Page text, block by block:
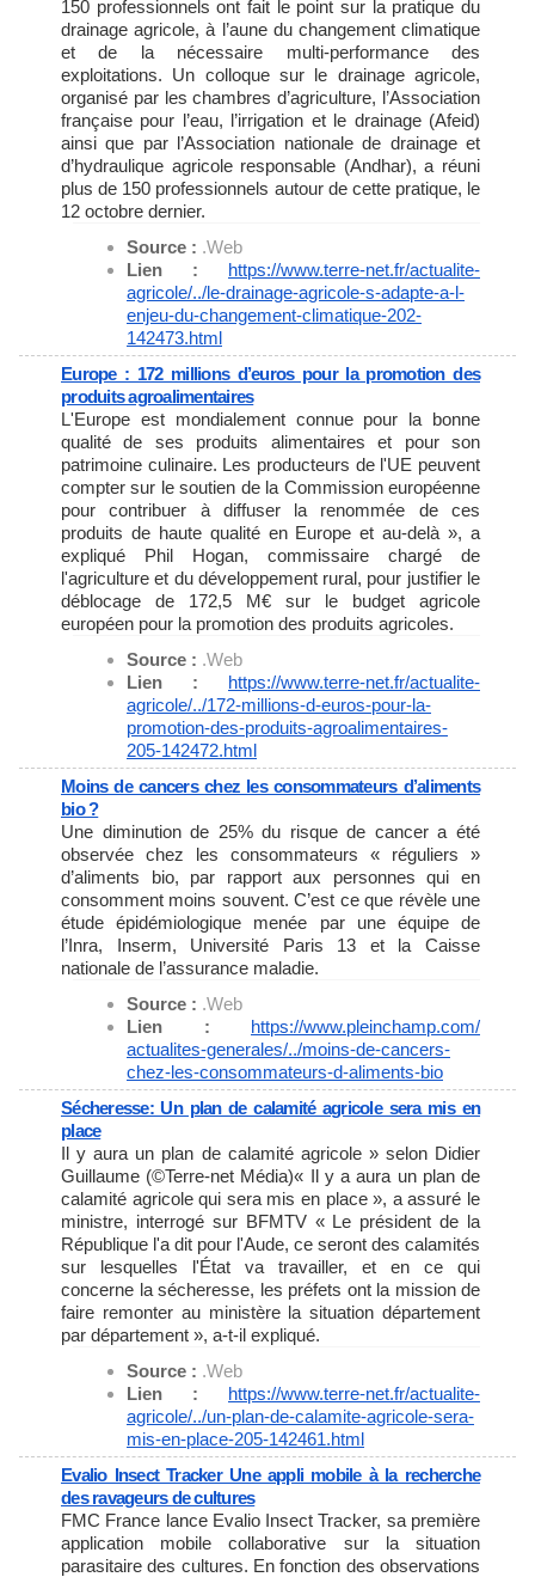
150 professionnels ont fait le point sur la pratique du
drainage agricole, à l’aune du changement climatique
et de la nécessaire multi-performance des
exploitations. Un colloque sur le drainage agricole,
organisé par les chambres d’agriculture, l’Association
française pour l’eau, l’irrigation et le drainage (Afeid)
ainsi que par l’Association nationale de drainage et
d’hydraulique agricole responsable (Andhar), a réuni
plus de 150 professionnels autour de cette pratique, le
12 octobre dernier.
Source : .Web
Lien : https://www.terre-net.fr/actualite-
agricole/../le-drainage-agricole-s-adapte-a-l-
enjeu-du-changement-climatique-202-
142473.html
Europe : 172 millions d’euros pour la promotion des
produits agroalimentaires
L'Europe est mondialement connue pour la bonne
qualité de ses produits alimentaires et pour son
patrimoine culinaire. Les producteurs de l'UE peuvent
compter sur le soutien de la Commission européenne
pour contribuer à diffuser la renommée de ces
produits de haute qualité en Europe et au-delà », a
expliqué Phil Hogan, commissaire chargé de
l'agriculture et du développement rural, pour justifier le
déblocage de 172,5 M€ sur le budget agricole
européen pour la promotion des produits agricoles.
Source : .Web
Lien : https://www.terre-net.fr/actualite-
agricole/../172-millions-d-euros-pour-la-
promotion-des-produits-agroalimentaires-
205-142472.html
Moins de cancers chez les consommateurs d’aliments
bio ?
Une diminution de 25% du risque de cancer a été
observée chez les consommateurs « réguliers »
d’aliments bio, par rapport aux personnes qui en
consomment moins souvent. C’est ce que révèle une
étude épidémiologique menée par une équipe de
l’Inra, Inserm, Université Paris 13 et la Caisse
nationale de l’assurance maladie.
Source : .Web
Lien : https://www.pleinchamp.com/
actualites-generales/../moins-de-cancers-
chez-les-consommateurs-d-aliments-bio
Sécheresse: Un plan de calamité agricole sera mis en
place
Il y aura un plan de calamité agricole » selon Didier
Guillaume (©Terre-net Média)« Il y a aura un plan de
calamité agricole qui sera mis en place », a assuré le
ministre, interrogé sur BFMTV « Le président de la
République l'a dit pour l'Aude, ce seront des calamités
sur lesquelles l'État va travailler, et en ce qui
concerne la sécheresse, les préfets ont la mission de
faire remonter au ministère la situation département
par département », a-t-il expliqué.
Source : .Web
Lien : https://www.terre-net.fr/actualite-
agricole/../un-plan-de-calamite-agricole-sera-
mis-en-place-205-142461.html
Evalio Insect Tracker Une appli mobile à la recherche
des ravageurs de cultures
FMC France lance Evalio Insect Tracker, sa première
application mobile collaborative sur la situation
parasitaire des cultures. En fonction des observations